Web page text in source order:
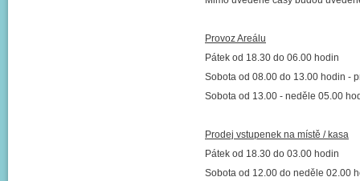
Provoz Areálu
Pátek od 18.30 do 06.00 hodin
Sobota od 08.00 do 13.00 hodin -
Sobota od 13.00 - neděle 05.00
Prodej vstupenek na místě / kasa
Pátek od 18.30 do 03.00 hodin
Sobota od 12.00 do neděle 02.00